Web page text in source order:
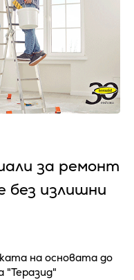
за ремонт
без излишни
на основата до
"Теразид"